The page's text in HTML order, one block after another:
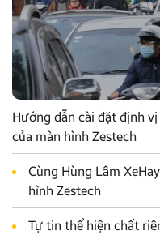
Hướng dẫn cài đặt định
của màn hình Zestech
Cùng Hùng Lâm
hình Zestech
Tự tin thể hiện chất